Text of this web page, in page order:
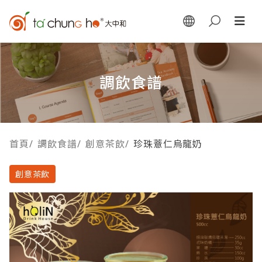
調飲食譜
首頁/ 調飲食譜/ 創意茶飲/ 珍珠薏仁烏龍奶
創意茶飲